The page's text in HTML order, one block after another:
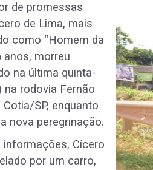
de promessas
de Lima, mais
como “Homem da
anos, morreu
na última quinta-
na rodovia Fernão
Cotia/SP, enquanto
nova peregrinação.
informações, Cícero
por um carro,